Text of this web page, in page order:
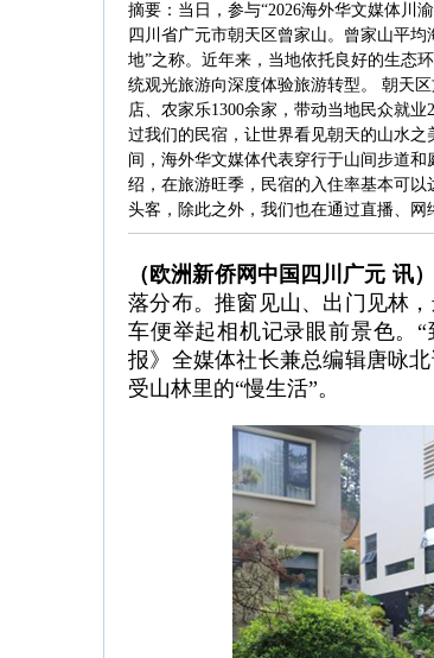
摘要：当日，参与“2026海外华文媒体
四川省广元市朝天区曾家山。曾家山平
地”之称。近年来，当地依托良好的生态
统观光旅游向深度体验旅游转型。 朝天
店、农家乐1300余家，带动当地民众就
过我们的民宿，让世界看见朝天的山水
间，海外华文媒体代表穿行于山间步道
绍，在旅游旺季，民宿的入住率基本可以
头客，除此之外，我们也在通过直播、网
（欧洲新侨网中国四川广元 讯）
落分布。推窗见山、出门见林
车便举起相机记录眼前景色。
报》全媒体社长兼总编辑唐咏
受山林里的“慢生活”。